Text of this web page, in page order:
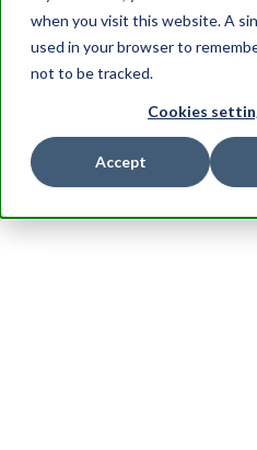
when you visit this website. A
used in your browser to
not to be tracked.
Cookies
Accept